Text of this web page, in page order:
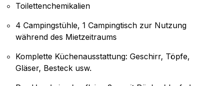
Toilettenchemikalien
4 Campingstühle, 1 Campingtisch zur Nutzung
während des Mietzeitraums
Komplette Küchenausstattung: Geschirr, Töpfe,
Gläser, Besteck usw.